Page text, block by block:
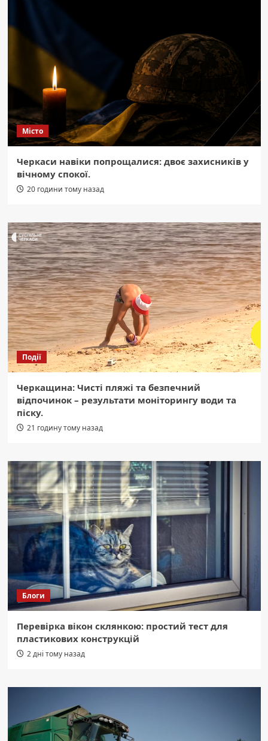
Місто
Черкаси навіки попрощалися: двоє захисників у
вічному спокої.
20 години тому назад
Події
Черкащина: Чисті пляжі та безпечний
відпочинок – результати моніторингу води та
піску.
21 годину тому назад
Блоги
Перевірка вікон склянкою: простий тест для
пластикових конструкцій
2 дні тому назад